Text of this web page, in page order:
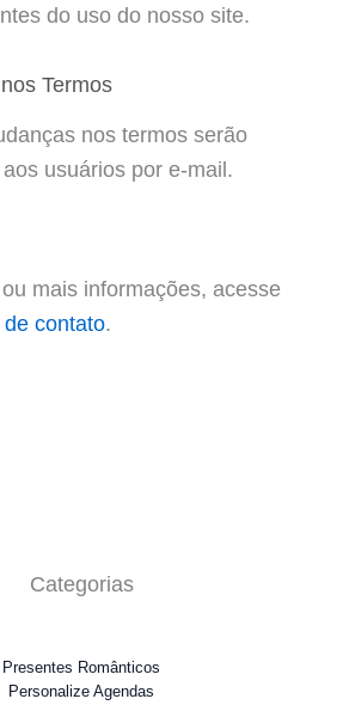
do uso do nosso site.
Termos
nos termos serão
usuários por e-mail.
mais informações, acesse
contato.
Categorias
Presentes Românticos
Personalize Agendas